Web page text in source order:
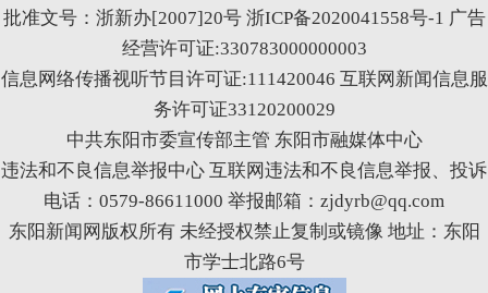
批准文号：浙新办[2007]20号 浙ICP备2020041558号-1 广告
经营许可证:330783000000003
信息网络传播视听节目许可证:111420046 互联网新闻信息服
务许可证33120200029
中共东阳市委宣传部主管 东阳市融媒体中心
违法和不良信息举报中心 互联网违法和不良信息举报、投诉
电话：0579-86611000 举报邮箱：zjdyrb@qq.com
东阳新闻网版权所有 未经授权禁止复制或镜像 地址：东阳
市学士北路6号